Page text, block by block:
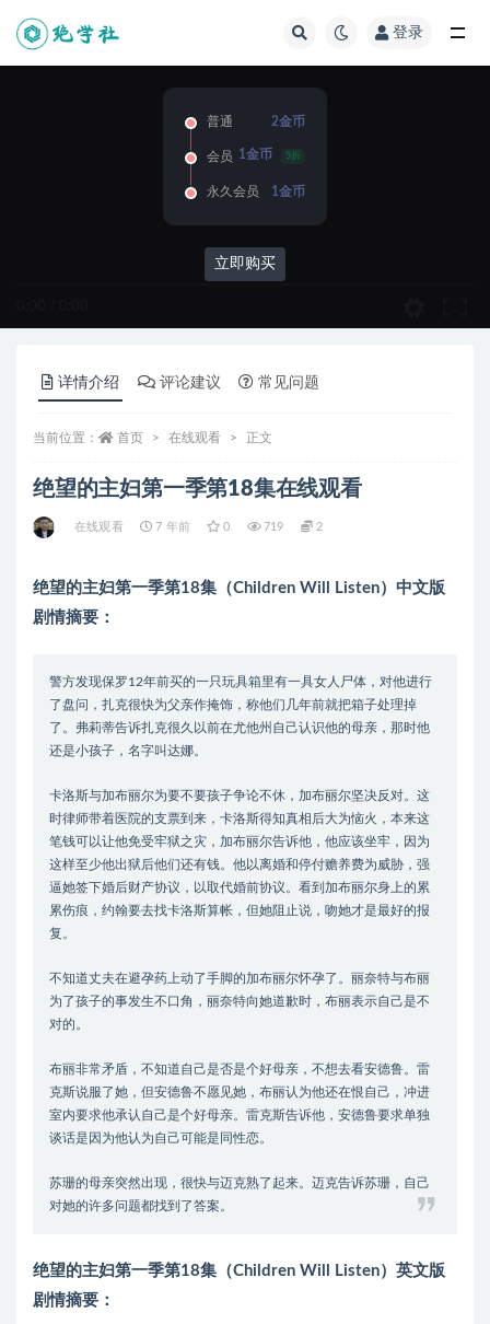
登录
普通 2金币
会员 1金币 5折
永久会员 1金币
立即购买
详情介绍 评论建议 常见问题
当前位置： 首页 在线观看 正文
绝望的主妇第一季第18集在线观看
在线观看 7 年前 0 719 2
绝望的主妇第一季第18集（Children Will Listen）中文版
剧情摘要：
警方发现保罗12年前买的一只玩具箱里有一具女人尸体，对他进行
了盘问，扎克很快为父亲作掩饰，称他们几年前就把箱子处理掉
了。弗莉蒂告诉扎克很久以前在尤他州自己认识他的母亲，那时他
还是小孩子，名字叫达娜。
卡洛斯与加布丽尔为要不要孩子争论不休，加布丽尔坚决反对。这
时律师带着医院的支票到来，卡洛斯得知真相后大为恼火，本来这
笔钱可以让他免受牢狱之灾，加布丽尔告诉他，他应该坐牢，因为
这样至少他出狱后他们还有钱。他以离婚和停付赡养费为威胁，强
逼她签下婚后财产协议，以取代婚前协议。看到加布丽尔身上的累
累伤痕，约翰要去找卡洛斯算帐，但她阻止说，吻她才是最好的报
复。
不知道丈夫在避孕药上动了手脚的加布丽尔怀孕了。丽奈特与布丽
为了孩子的事发生不口角，丽奈特向她道歉时，布丽表示自己是不
对的。
布丽非常矛盾，不知道自己是否是个好母亲，不想去看安德鲁。雷
克斯说服了她，但安德鲁不愿见她，布丽认为他还在恨自己，冲进
室内要求他承认自己是个好母亲。雷克斯告诉他，安德鲁要求单独
谈话是因为他认为自己可能是同性恋。
苏珊的母亲突然出现，很快与迈克熟了起来。迈克告诉苏珊，自己
对她的许多问题都找到了答案。
绝望的主妇第一季第18集（Children Will Listen）英文版
剧情摘要：